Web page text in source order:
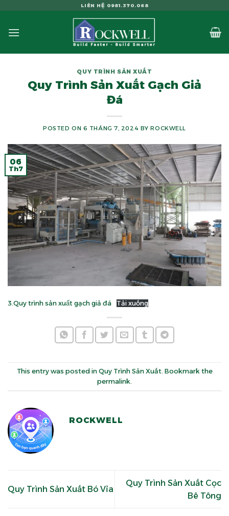
content
LIÊN HỆ 0981.370.068
QUY TRÌNH SẢN XUẤT
Quy Trình Sản Xuất Gạch Giả
Đá
POSTED ON 6 THÁNG 7, 2024 BYROCKWELL
06
Th7
3.Quy trình sản xuất gạch giả đá Tải xuống
This entry was posted in Quy Trình Sản Xuất. Bookmark the
permalink.
ROCKWELL
Quy Trình Sản Xuất Bó Vỉa
Quy Trình Sản Xuất Cọc
Bê Tông